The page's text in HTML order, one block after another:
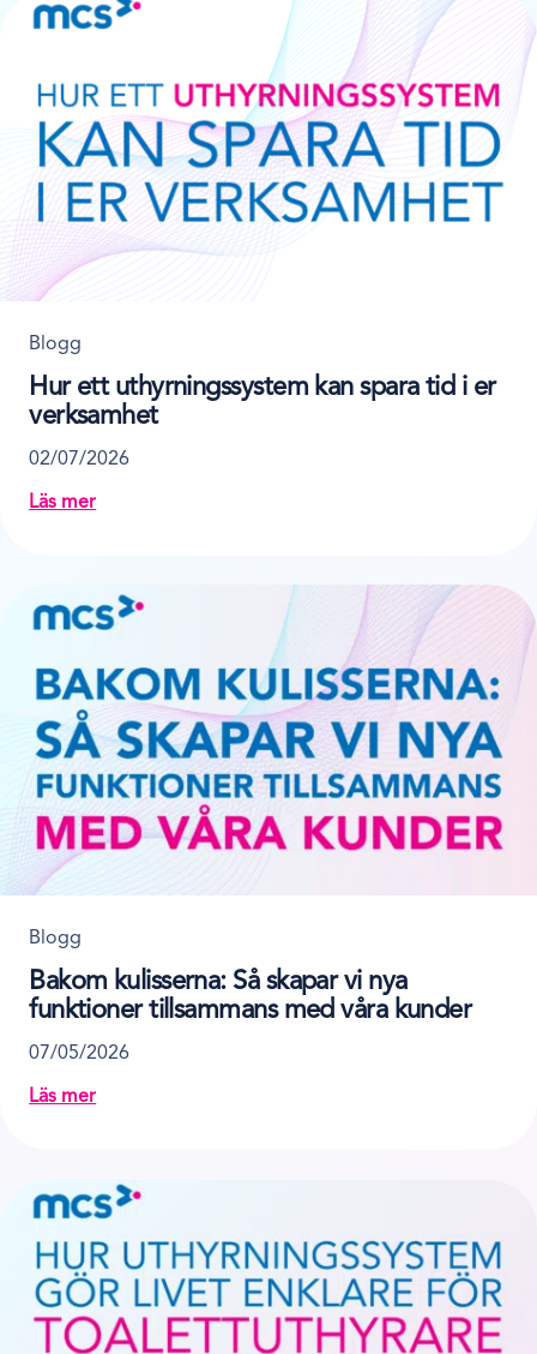
Blogg
Hur ett uthyrningssystem kan spara tid i er
verksamhet
02/07/2026
Läs mer
about Hur ett uthyrningssystem kan spara tid i er
Blogg
Bakom kulisserna: Så skapar vi nya
funktioner tillsammans med våra kunder
07/05/2026
Läs mer
about Bakom kulisserna: Så skapar vi nya funktioner